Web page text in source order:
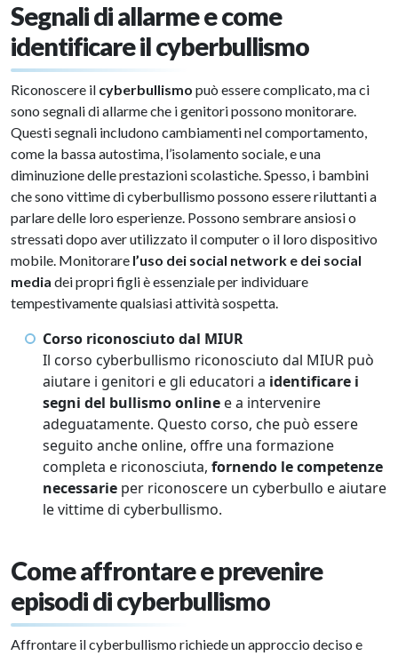
Segnali di allarme e come
identificare il cyberbullismo
Riconoscere il cyberbullismo può essere complicato, ma ci
sono segnali di allarme che i genitori possono monitorare.
Questi segnali includono cambiamenti nel comportamento,
come la bassa autostima, l’isolamento sociale, e una
diminuzione delle prestazioni scolastiche. Spesso, i bambini
che sono vittime di cyberbullismo possono essere riluttanti a
parlare delle loro esperienze. Possono sembrare ansiosi o
stressati dopo aver utilizzato il computer o il loro dispositivo
mobile. Monitorare l’uso dei social network e dei social
media dei propri figli è essenziale per individuare
tempestivamente qualsiasi attività sospetta.
Corso riconosciuto dal MIUR
Il corso cyberbullismo riconosciuto dal MIUR può
aiutare i genitori e gli educatori a identificare i
segni del bullismo online e a intervenire
adeguatamente. Questo corso, che può essere
seguito anche online, offre una formazione
completa e riconosciuta, fornendo le competenze
necessarie per riconoscere un cyberbullo e aiutare
le vittime di cyberbullismo.
Come affrontare e prevenire
episodi di cyberbullismo
Affrontare il cyberbullismo richiede un approccio deciso e